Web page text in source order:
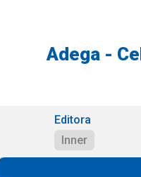
Adega -
Editora
Inner